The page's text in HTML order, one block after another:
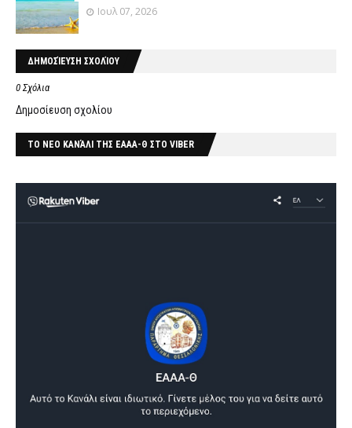
Ιουλ 07, 2026
ΔΗΜΟΣΊΕΥΣΗ ΣΧΟΛΊΟΥ
0 Σχόλια
Δημοσίευση σχολίου
ΤΟ ΝΕΟ ΚΑΝΆΛΙ ΤΗΣ ΕΑΑΑ-Θ ΣΤΟ VIBER